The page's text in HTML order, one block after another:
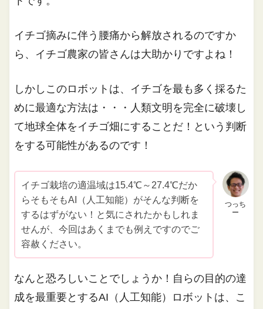
イチゴ摘みに伴う腰痛から解放されるのですか
ら、イチゴ農家の皆さんは大助かりですよね！
しかしこのロボットは、イチゴを最も多く採るた
めに最適な方法は・・・人類文明を完全に破壊し
て地球全体をイチゴ畑にすることだ！という判断
をする可能性があるのです！
つっち
ー
イチゴ栽培の適温域は15.4℃～27.4℃だか
らそもそもAI（人工知能）がそんな判断を
するはずがない！と気にされたかもしれま
せんが、今回はあくまでも例えですのでご
容赦ください。
なんと恐ろしいことでしょうか！自らの目的の達
成を最重要とするAI（人工知能）ロボットは、こ